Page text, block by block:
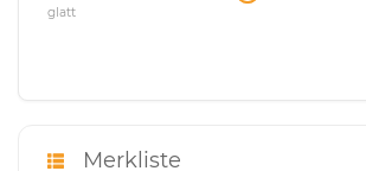
glatt
Merkliste